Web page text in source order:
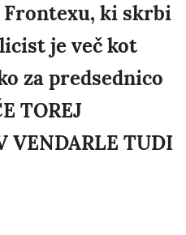
ki skrbi
je več kot
za predsednico
TOREJ
VENDARLE TUDI